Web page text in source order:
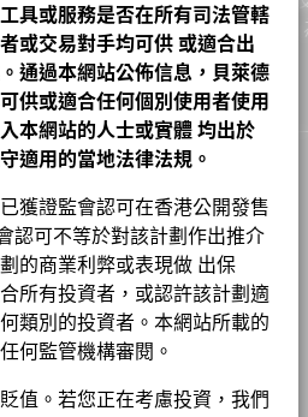
具或服務是否在所有司法管轄
或交易對手均可供 或適合出
通過本網站公佈信息，貝萊德
供或適合任何個別使用者使用
本網站的人士或實體 均出於
適用的當地法律法規。
獲證監會認可在香港公開發售
認可不等於對該計劃作出推介
的商業利弊或表現做 出保
所有投資者，或認許該計劃適
類別的投資者。本網站所載的
何監管機構審閱。
值。若您正在考慮投資，我們
(%) 參考指標 1
202020212022202320242025
現是在不再適用的情況下達致的。
2019 2020 2021 2022
30.50 9.51 28.40 -16.53
否
2013年9月25日
USD
股票
1.50%
括
1.50%
USD 5000
3.36
3.20
3.05
分將會變動。所示持倉僅供說明用
建議。基金細節、持倉和特色均截至
4.21 3.87
0.34
3.79 5.82
-2.03
3.39 7.96
-4.57
1.41 3.47
0.82 0.02
0.80
0.00 0.60 -0.60
顯示全部
括基金購入證券的交易和結算日時
投資分佈或會更改。 由於四捨五
0.17 0.61
2026年8月7日
0.19 0.60
2026年8月7日
0.29 0.64
2026年8月7日
0.29 0.59
2026年8月7日
0.25 0.62 2026年8月7日
Previous
1
月底。
會否納入ESG因素。除非在基金文件
資目標中，否則這些指標不會改變基
投資領域，亦不代表基金會採用以
或排除性篩選。請參閱基金章程以
。
的評估方法，請使用以下連結
AA
7.73
更多資訊，請參閱基金章程。
方法，可透過以下連結。
0.00%
8.00%
0.00%
0.00%
0.00%
基⾦產品資料概要
金產品資料概要
(每月)
以來，我們憑藉領先的金融科技，
助他們達成其重要投資目標。